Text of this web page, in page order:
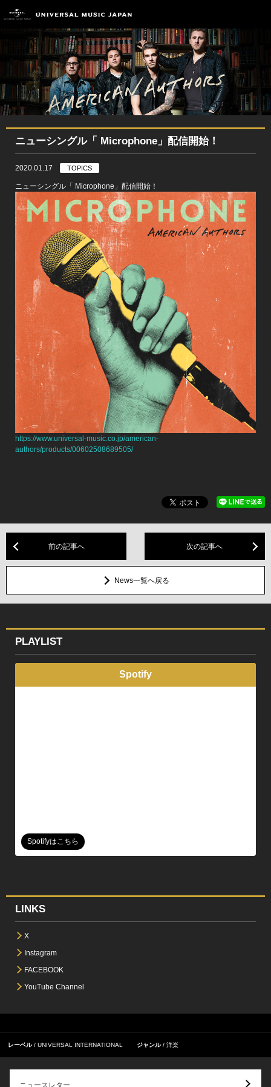
ニューシングル「 Microphone」配信開始！
2020.01.17 TOPICS
ニューシングル「 Microphone」配信開始！
https://www.universal-music.co.jp/american-
authors/products/00602508689505/
前の記事へ 次の記事へ
News一覧へ戻る
PLAYLIST
Spotify
Spotifyはこちら
LINKS
X
Instagram
FACEBOOK
YouTube Channel
レーベル UNIVERSAL INTERNATIONAL ジャンル 洋楽
ニュースレター